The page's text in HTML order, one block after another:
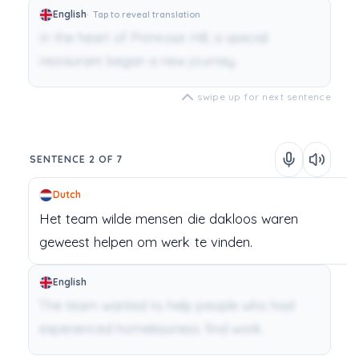
English Tap to reveal translation
swipe up for next sentence
SENTENCE 2 OF 7
Dutch
Het team wilde mensen die dakloos waren
geweest helpen om werk te vinden.
English